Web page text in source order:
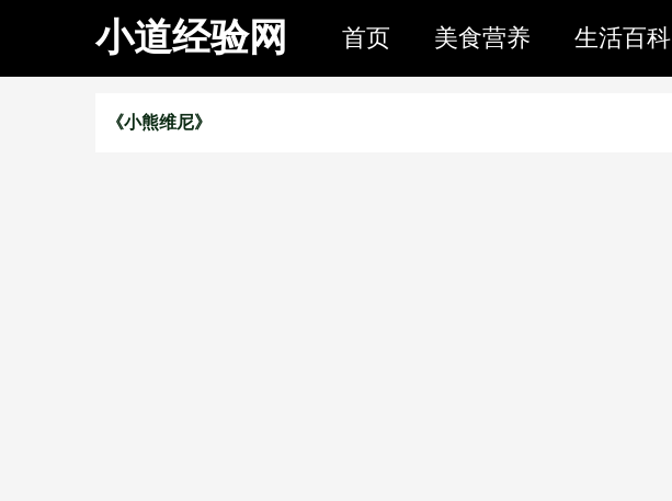
小道经验网 首页 美食营养 生活百科
《小熊维尼》